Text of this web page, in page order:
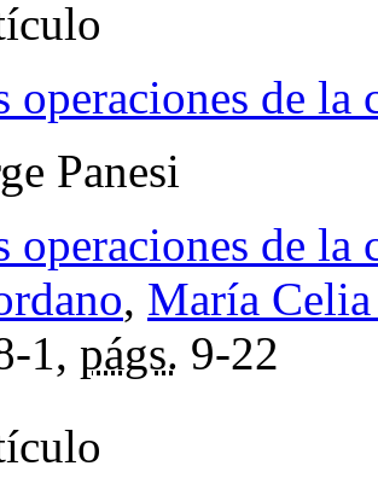
operaciones de la
Panesi
operaciones de la
, María
1, págs. 9-22